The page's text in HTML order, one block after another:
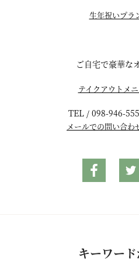
生年祝いプラ
ご自宅で豪華な
テイクアウトメ
TEL / 098-946-
メールでの問い合わ
キーワー